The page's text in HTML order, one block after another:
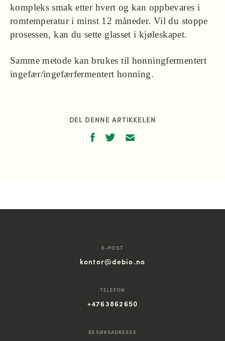
kompleks smak etter hvert og kan opp­bevares i
romtemperatur i minst 12 måneder. Vil du stoppe
prosessen, kan du sette glasset i kjøleskapet.
Samme metode kan brukes til honningfermentert
ingefær/ingefærfermentert honning.
DEL DENNE ARTIKKELEN
E-POST
kontor@debio.no
TELEFON
+4763862650
BESØKSADRESSE